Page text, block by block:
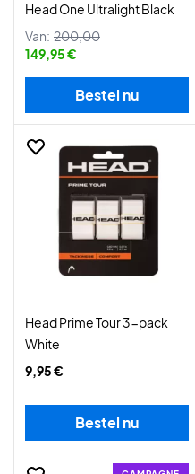
Head One Ultralight Black
Van: 200,00
149,95 €
Bestel nu
Head Prime Tour 3-pack
White
9,95 €
Bestel nu